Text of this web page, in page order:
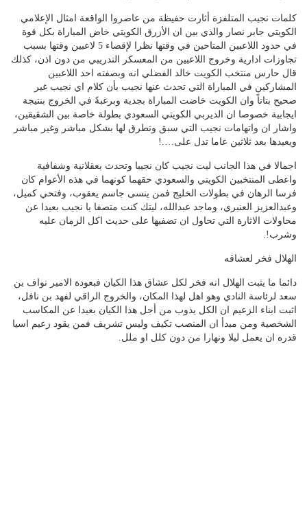
كلمات نجيب المتلفزة أثارت حفيظة من عاصروا الواقعة امثال الإعلامي
الكويتي جابر نصار والذي بين ان الأزرق الكويتي خاض المباراة بكل قوة
في حدود اللاعبين المتاحين في وقتها نظرا لإقصاء 5 لاعبين وقتها بسبب
تجاوزات ادارية وخروج اللاعبين من المعسكر التدريبي من دون اذن، كذلك
قال حارس منتخب الكويت خالد الفضلي انه وبصفته احد اللاعبين
المشاركين في المباراة التي تحدث عنها نجيب بأن كلام اي نجيب غير
صحيح بتاتاً وان الكويت خاضت المباراة بجدية وبرغبةً في الخروج بنتيجة
ايجابية خصوصا ان الديربي الكويتي السعودي بطولة خاصة بين الشقيقين،
واشار ان واتهامات نجيب التي سبق وتطرق لها بشكل مباشر وغير مباشر
ويعيدها بعد ثلاثين عاما تدل على….!
اجمالا في هذا الجانب ليت نجيب كان نجيبا وتحدث بعقلانية وشفافية
واعطى المنتخبين الكويتي والسعودي حقهما كونهما في هذه الأعوام كان
فرسا الرهان في بطولات الخليج فمن ينسى جاسم يعقوب، وفتحي كميل،
وعبدالعزيز العنبري، وماجد عبدالله، ليتك كنت متصفا يا نجيب بعيدا عن
محاولات الاثارة التي تحاول ان تضفيها على حديث اكل الزمان عليه
وشرب!.
الهلال فخر لعشاقه
دائما ما يثبت الهلال انه فخر لكل عشاق هذا الكيان فبعودة الامير نواف بن
سعد لرئاسة النادي وهو اهل لهذا المكان، والخروج الراقي لفهد بن نافل،
اثبت ابناء الزعيم ان الكل يذوب من أجل هذا الكيان بعيدا عن المكاسب
الشخصية ومن مبدأ ان المنصب تكيف وليس تشريف فمن يقود زعيم اسيا
قدره ان يعمل ليلا ونهارا من دون كلل او ملل.